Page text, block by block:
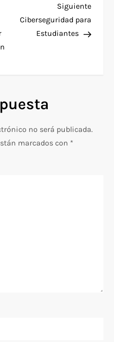
Siguiente
Ciberseguridad para
Estudiantes
no será publicada.
marcados con *